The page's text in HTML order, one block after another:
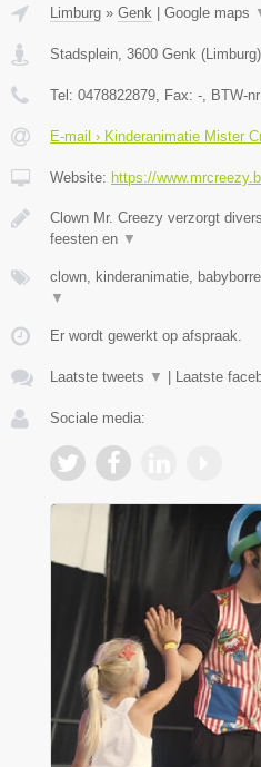
Limburg » Genk Google maps
Stadsplein, 3600 Genk (Limburg)
Tel: 0478822879, Fax: -, BTW-
E-mail › Kinderanimatie Mister
Website: https://
Clown Mr. Creezy verzorgt
feesten en ▼
clown, kinderanimatie,
▼
Er wordt gewerkt op afspraak.
Laatste tweets ▼ Laatste
Sociale media: